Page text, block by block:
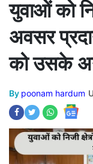
युवाओं को
अवसर
को उसके
By poonam hardum